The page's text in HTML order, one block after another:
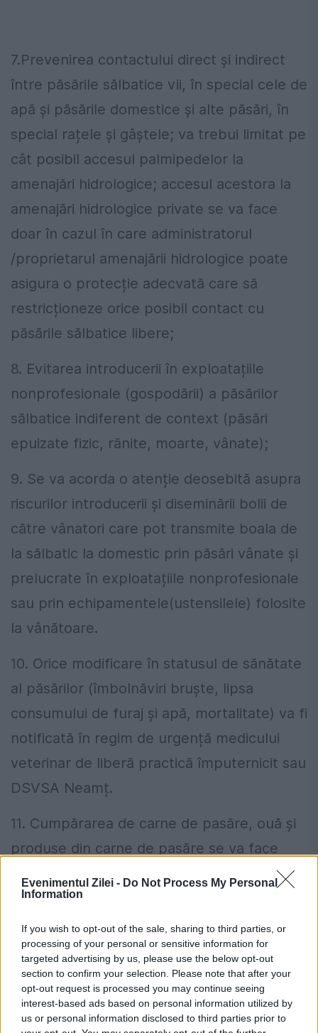
Evenimentul Zilei - Do Not Process My Personal
Information
If you wish to opt-out of the sale, sharing to third parties, or
processing of your personal or sensitive information for
targeted advertising by us, please use the below opt-out
section to confirm your selection. Please note that after your
opt-out request is processed you may continue seeing
interest-based ads based on personal information utilized by
us or personal information disclosed to third parties prior to
7.Prevenirea contactului direct și indirect
între păsările sălbatice vii, în special cele de
apă și păsările domestice și alte păsări, în
special rațele și gâștele; va trebui limitat pe
cât posibil accesul palmipedelor la
amenajări hidrologice; accesul acestora la
amenajări hidrologice private se va face
doar în cazul în care administratorul
/proprietarul amenajării hidrologice poate
asigura o protecție adecvată care să
restricționeze orice posibil contact cu
păsările sălbatice libere;
8. Evitarea introducerii în exploatațiile
nonprofesionale (gospodării) a păsărilor
sălbatice indiferent de context (păsări
epuizate fizic, rănite, moarte, vânate);
9. Se va acorda o atenție deosebită asupra
riscurilor introducerii și diseminării bolii de
către vânatori care pot transmite boala de
la sălbatic la domestic prin păsări vânate și
prelucrate în exploatațiile nonprofesionale
sau prin echipamentele(ustensilele) folosite
la vânătoare.
10. Orice modificare în statusul de sănătate
al păsărilor (îmbolnăviri bruște, lipsa
consumului de furaj și apă, mortalitate) va fi
notificată în regim de urgență medicului
veterinar de liberă practică împuternicit sau
DSVSA Neamț.
11. Cumpărarea de carne de pasăre, ouă și
produse din carne de pasăre se va face
confirmate în rândul lebedelor. Păsările vin
cu miile, în fiecare an, de pe râul Bistriţa pe
lacurile din zona Piatra Neamţ, unde
preferă să rămână peste iarnă. Perioada de